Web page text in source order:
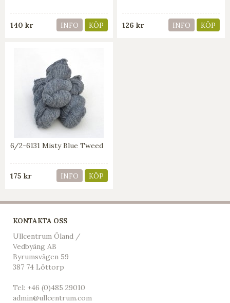
140 kr INFO KÖP 126 kr INFO KÖP
6/2-6131 Misty Blue Tweed
175 kr INFO KÖP
KONTAKTA OSS
Ullcentrum Öland /
Vedbyäng AB
Byrumsvägen 59
387 74 Löttorp
Tel: +46 (0)485 29010
admin@ullcentrum.com